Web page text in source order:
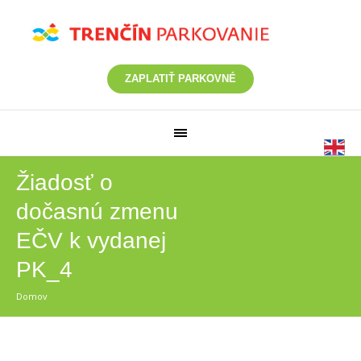
ZAPLATIŤ PARKOVNÉ
Žiadosť o
dočasnú zmenu
EČV k vydanej
PK_4
Domov